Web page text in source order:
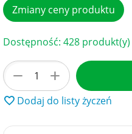
Zmiany ceny produktu
Dostępność: 428 produkt(y)
+
−
Dodaj do listy życzeń